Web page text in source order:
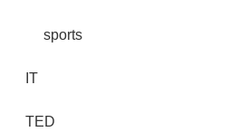
sports
IT
TED